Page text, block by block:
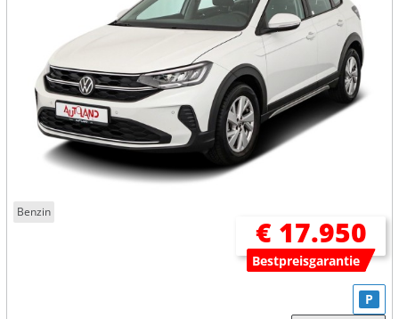
Benzin
€ 17.950
Bestpreisgarantie
P